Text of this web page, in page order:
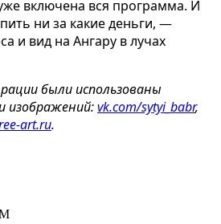
включена вся программа. И
ни за какие деньги, —
и вид на Ангару в лучах
были использованы
изображений:vk.com/sytyi_babr,
art.ru.